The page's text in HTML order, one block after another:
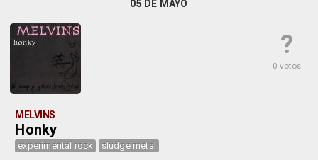
05 DE MAYO
?
0 votos
MELVINS
Honky
experimental rock sludge metal